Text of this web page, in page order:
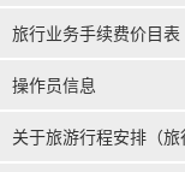
旅行业务手续费价目表
操作员信息
关于旅游行程安排（旅